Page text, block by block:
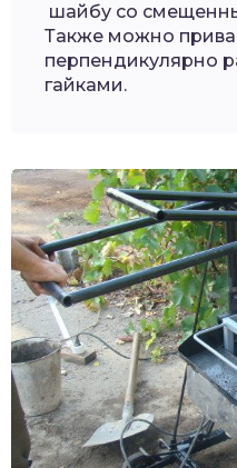
шайбу со
Также можно
перпендикулярно
гайками.